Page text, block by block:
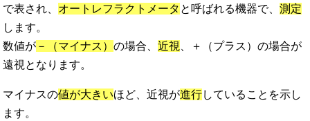
で表され、 オートレフラクトメータ と呼ばれる機器で、測定
します。
数値が －（マイナス）の場合、近視
、＋（プラス）の場合が
遠視となります。
マイナスの値が大きいほど、近視が進行していることを示し
ます。